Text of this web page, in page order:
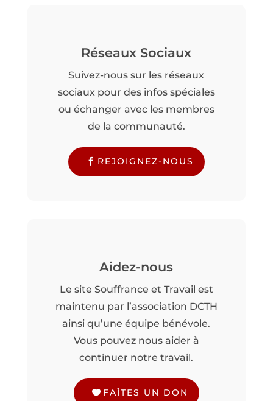
Réseaux Sociaux
Suivez-nous sur les réseaux
sociaux pour des infos spéciales
ou échanger avec les membres
de la communauté.
REJOIGNEZ-NOUS
Aidez-nous
Le site Souffrance et Travail est
maintenu par l’association DCTH
ainsi qu’une équipe bénévole.
Vous pouvez nous aider à
continuer notre travail.
FAÎTES UN DON